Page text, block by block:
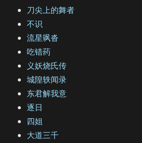
刀尖上的舞者
不识
流星飒沓
吃错药
义妖烧氏传
城隍轶闻录
东君解我意
逐日
四姐
大道三千